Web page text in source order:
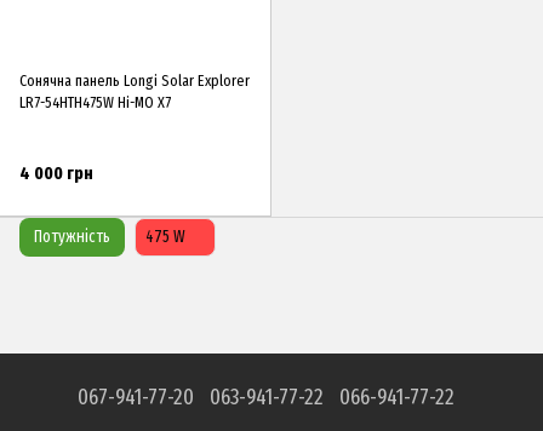
Сонячна панель Longi Solar Explorer
LR7-54HTH475W Hi-MO X7
4 000 грн
Потужність 475 W
067-941-77-20 063-941-77-22 066-941-77-22